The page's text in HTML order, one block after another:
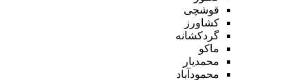
قوشچی
کشاورز
گردکشانه
ماکو
محمدیار
محمودآباد